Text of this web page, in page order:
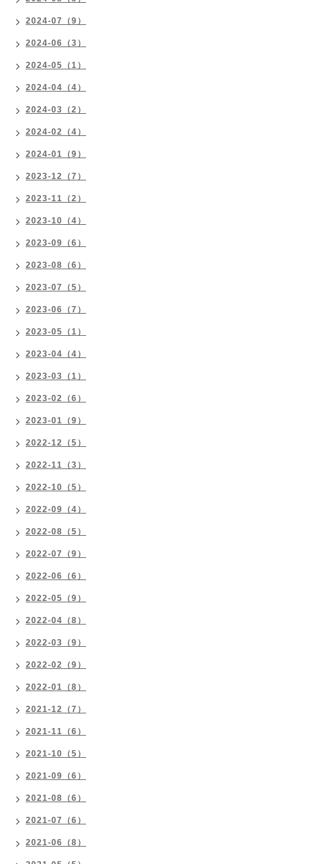
2024-07（9）
2024-06（3）
2024-05（1）
2024-04（4）
2024-03（2）
2024-02（4）
2024-01（9）
2023-12（7）
2023-11（2）
2023-10（4）
2023-09（6）
2023-08（6）
2023-07（5）
2023-06（7）
2023-05（1）
2023-04（4）
2023-03（1）
2023-02（6）
2023-01（9）
2022-12（5）
2022-11（3）
2022-10（5）
2022-09（4）
2022-08（5）
2022-07（9）
2022-06（6）
2022-05（9）
2022-04（8）
2022-03（9）
2022-02（9）
2022-01（8）
2021-12（7）
2021-11（6）
2021-10（5）
2021-09（6）
2021-08（6）
2021-07（6）
2021-06（8）